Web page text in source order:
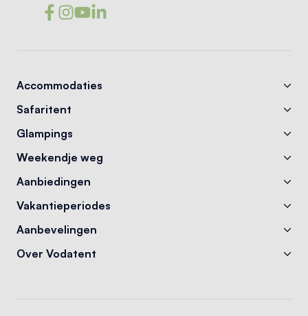
Accommodaties
Safaritent
Glampings
Weekendje weg
Aanbiedingen
Vakantieperiodes
Aanbevelingen
Over Vodatent